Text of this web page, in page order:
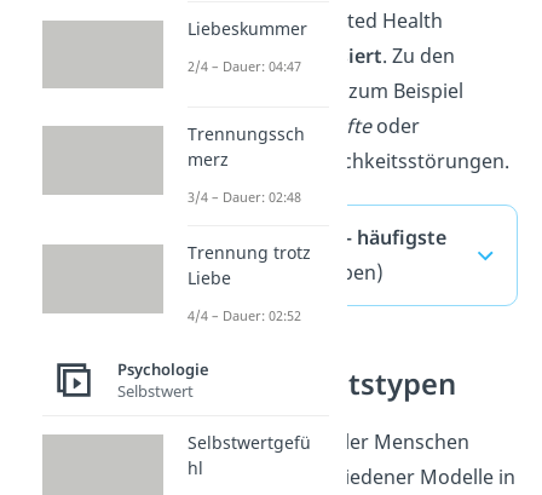
of Diseases and Related Health
Problems)
kategorisiert. Zu den
Kategorien gehören zum Beispiel
paranoide,zwanghafteoder
emotionale
Persönlichkeitsstörungen.
Persönlichkeit — häufigste
Fragen
(ausklappen)
Persönlichkeitstypen
Die Persönlichkeit aller Menschen
kann anhand verschiedener Modelle in
Liebeskummer
2/4 – Dauer: 04:47
Trennungssch
merz
3/4 – Dauer: 02:48
Trennung trotz
Liebe
4/4 – Dauer: 02:52
Psychologie
Selbstwert
Selbstwertgefü
hl